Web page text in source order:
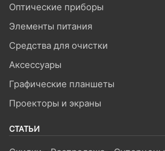
Оптические приборы
Элементы питания
Средства для очистки
Аксессуары
Графические планшеты
Проекторы и экраны
СТАТЬИ